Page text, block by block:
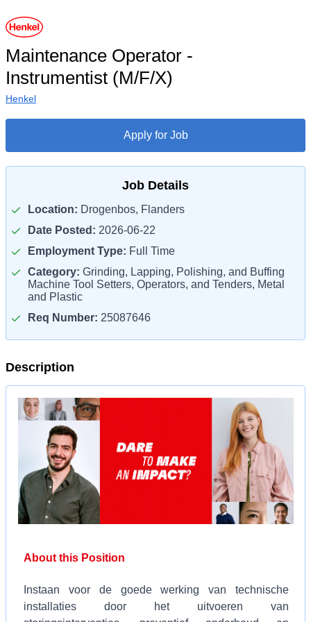
Maintenance Operator -
Instrumentist (M/F/X)
Henkel
Apply for Job
Job Details
Location: Drogenbos, Flanders
Date Posted: 2026-06-22
Employment Type: Full Time
Category: Grinding, Lapping, Polishing, and Buffing
Machine Tool Setters, Operators, and Tenders, Metal
and Plastic
Req Number: 25087646
Description
About this Position
Instaan voor de goede werking van technische
installaties door het uitvoeren van